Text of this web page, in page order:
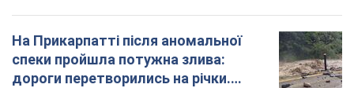
На Прикарпатті після аномальної
спеки пройшла потужна злива:
дороги перетворились на річки.